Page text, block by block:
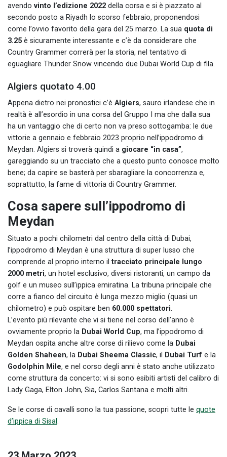
avendo vinto l’edizione 2022 della corsa e si è piazzato al
secondo posto a Riyadh lo scorso febbraio, proponendosi
come l’ovvio favorito della gara del 25 marzo. La sua quota di
3.25 è sicuramente interessante e c’è da considerare che
Country Grammer correrà per la storia, nel tentativo di
eguagliare Thunder Snow vincendo due Dubai World Cup di fila.
Algiers quotato 4.00
Appena dietro nei pronostici c’è Algiers, sauro irlandese che in
realtà è all’esordio in una corsa del Gruppo I ma che dalla sua
ha un vantaggio che di certo non va preso sottogamba: le due
vittorie a gennaio e febbraio 2023 proprio nell’ippodromo di
Meydan. Algiers si troverà quindi a giocare “in casa”,
gareggiando su un tracciato che a questo punto conosce molto
bene; da capire se basterà per sbaragliare la concorrenza e,
soprattutto, la fame di vittoria di Country Grammer.
Cosa sapere sull’ippodromo di
Meydan
Situato a pochi chilometri dal centro della città di Dubai,
l’ippodromo di Meydan è una struttura di super lusso che
comprende al proprio interno iltracciato principale lungo
2000 metri, un hotel esclusivo, diversi ristoranti, un campo da
golf e un museo sull’ippica emiratina. La tribuna principale che
corre a fianco del circuito è lunga mezzo miglio (quasi un
chilometro) e può ospitare ben 60.000 spettatori.
L’evento più rilevante che vi si tiene nel corso dell’anno è
ovviamente proprio la Dubai World Cup, ma l’ippodromo di
Meydan ospita anche altre corse di rilievo come la Dubai
Golden Shaheen, la Dubai Sheema Classic, il Dubai Turf e la
Godolphin Mile, e nel corso degli anni è stato anche utilizzato
come struttura da concerto: vi si sono esibiti artisti del calibro di
Lady Gaga, Elton John, Sia, Carlos Santana e molti altri.
Se le corse di cavalli sono la tua passione, scopri tutte le quote
d’ippica di Sisal.